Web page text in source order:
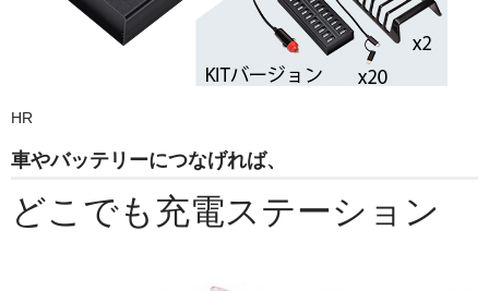
HR
車やバッテリーにつなげれば、
どこでも充電ステーション